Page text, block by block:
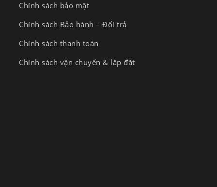
Chính sách bảo mật
Chính sách Bảo hành – Đổi trả
Chính sách thanh toán
Chính sách vận chuyển & lắp đặt